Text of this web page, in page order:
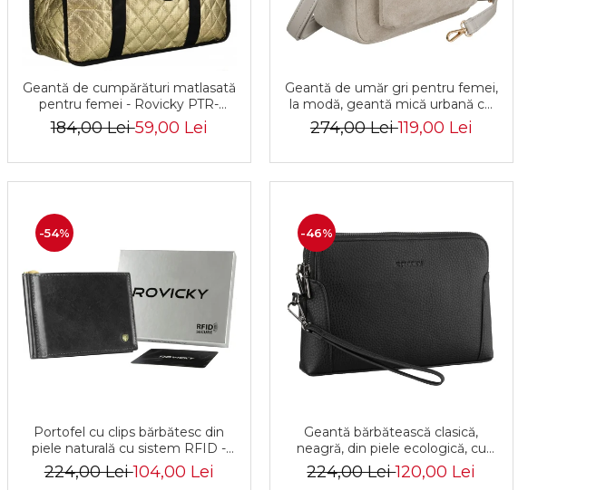
Geantă de cumpărături matlasată
pentru femei - Rovicky PTR-
RSPV-001P-5277 GOLD
184,00 Lei59,00 Lei
Geantă de umăr gri pentru femei,
la modă, geantă mică urbană cu
fermoar, piele ecologică -
Peterson PTR-PTN MX02-P-7700
274,00 Lei119,00 Lei
-54%
Portofel cu clips bărbătesc din
piele naturală cu sistem RFID -
Rovicky PTR-N1908-RVT-9799
BLACK
224,00 Lei104,00 Lei
-46%
Geantă bărbătească clasică,
neagră, din piele ecologică, cu
fermoar - Rovicky PTR-R-SDR-01-
1631 BLACK
224,00 Lei120,00 Lei